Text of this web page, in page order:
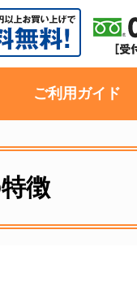
ご利用ガイド
徴